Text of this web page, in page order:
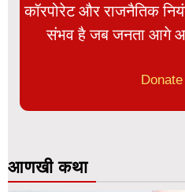
कॉरपोरेट और राजनैतिक
संभव है जब जनता आगे
आणखी कथा